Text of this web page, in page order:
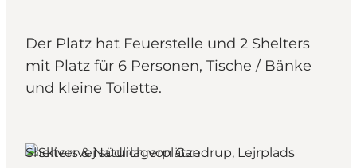
Veranstaltungen
Für Kinder
Der Platz hat Feuerstelle und 2 Shelters
mit Platz für 6 Personen, Tische / Bänke
und kleine Toilette.
Shelters & Naturlagerplätze